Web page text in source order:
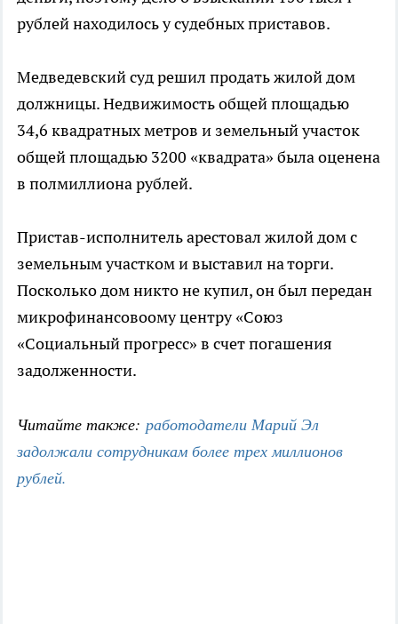
рублей находилось у судебных приставов.
Медведевский суд решил продать жилой дом
должницы. Недвижимость общей площадью
34,6 квадратных метров и земельный участок
общей площадью 3200 «квадрата» была оценена
в полмиллиона рублей.
Пристав-исполнитель арестовал жилой дом с
земельным участком и выставил на торги.
Посколько дом никто не купил, он был передан
микрофинансовоому центру «Союз
«Социальный прогресс» в счет погашения
задолженности.
Читайте также: работодатели Марий Эл
задолжали сотрудникам более трех миллионов
рублей.